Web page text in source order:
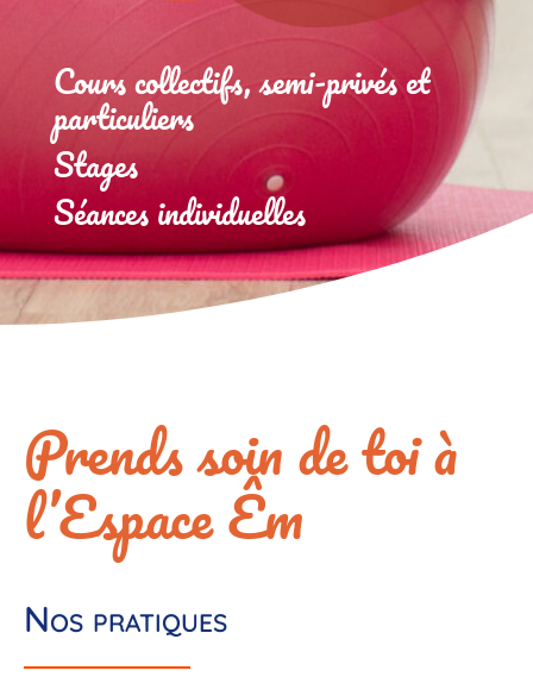
Cours collectifs, semi-privés et
particuliers
Stages
Séances individuelles
Prends soin de toi à
l’Espace Êm
Nos pratiques